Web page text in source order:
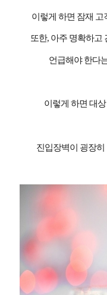
이렇게 하면 잠재
또한, 아주 명확하고
언급해야 한다
이렇게 하면 대
진입장벽이 굉장